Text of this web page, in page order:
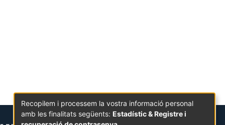
Recopilem i processem la vostra informació personal
amb les finalitats següents: Estadístic & Registre i